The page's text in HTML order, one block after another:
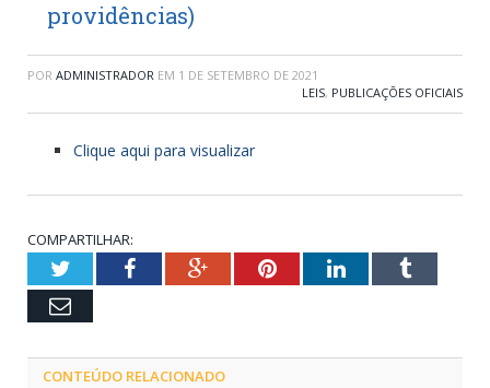
providências)
POR ADMINISTRADOR EM 1 DE SETEMBRO DE 2021
LEIS, PUBLICAÇÕES OFICIAIS
Clique aqui para visualizar
COMPARTILHAR:
TwitterFacebookGoogle+PinterestLinkedInTumblr
Email
CONTEÚDO RELACIONADO